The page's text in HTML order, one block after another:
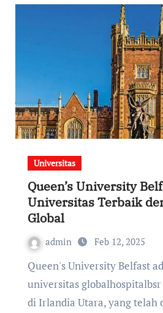
Universitas
Queen’s University
Universitas Terbaik
Global
admin Feb 12, 2025
Queen's University Belfast adalah salah satu
universitas
di Irlandia Utara, yang telah